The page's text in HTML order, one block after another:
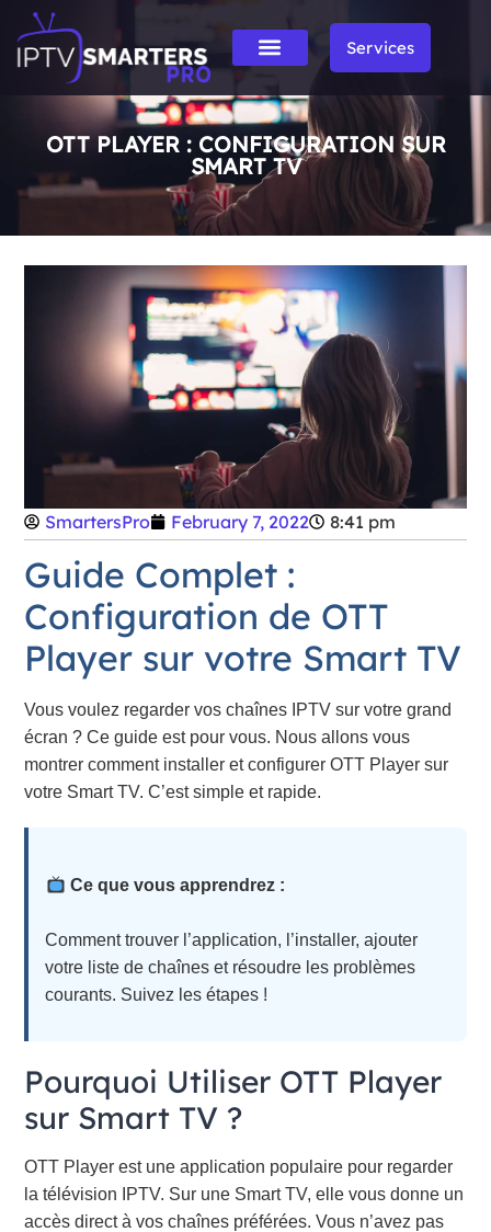
Services
OTT PLAYER : CONFIGURATION SUR
SMART TV
SmartersPro February 7, 2022 8:41 pm
Guide Complet :
Configuration de OTT
Player sur votre Smart TV
Vous voulez regarder vos chaînes IPTV sur votre grand
écran ? Ce guide est pour vous. Nous allons vous
montrer comment installer et configurer OTT Player sur
votre Smart TV. C’est simple et rapide.
Ce que vous apprendrez :
Comment trouver l’application, l’installer, ajouter
votre liste de chaînes et résoudre les problèmes
courants. Suivez les étapes !
Pourquoi Utiliser OTT Player
sur Smart TV ?
OTT Player est une application populaire pour regarder
la télévision IPTV. Sur une Smart TV, elle vous donne un
accès direct à vos chaînes préférées. Vous n’avez pas